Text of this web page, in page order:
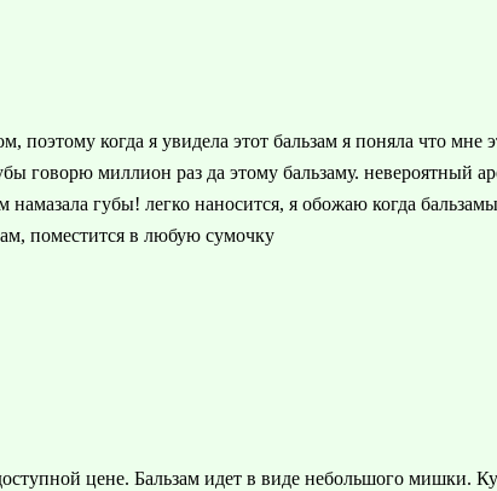
поэтому когда я увидела этот бальзам я поняла что мне
говорю миллион раз да этому бальзаму. невероятный
намазала губы! легко наносится, я обожаю когда
поместится в любую сумочку
цене. Бальзам идет в виде небольшого мишки.